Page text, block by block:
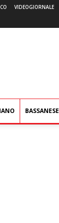
VIDEOGIORNALE
BASSANESE